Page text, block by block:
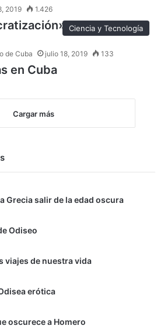
2019 1.426
Ciencia y Tecnología
de Cuba julio 18, 2019 133
en Cuba
Cargar más
Grecia salir de la edad oscura
Odiseo
viajes de nuestra vida
erótica
oscurece a Homero